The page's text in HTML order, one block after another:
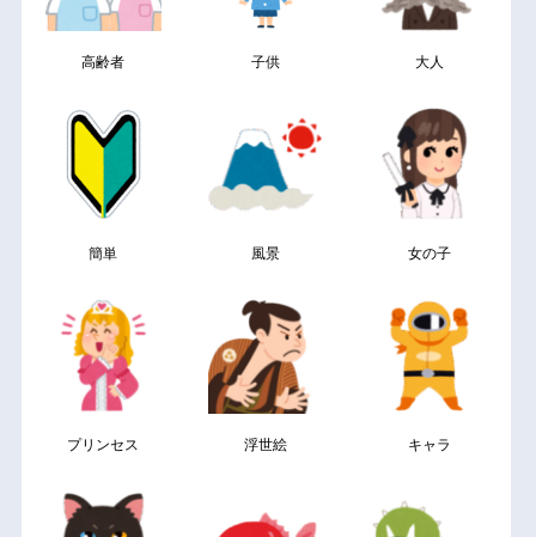
高齢者 子供 大人
簡単 風景 女の子
プリンセス 浮世絵 キャラ